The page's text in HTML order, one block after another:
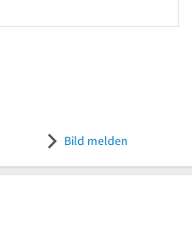
Bestattungen
Bild melden